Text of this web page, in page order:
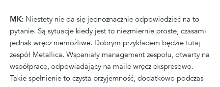
MK: Niestety nie da się jednoznacznie odpowiedzieć na to
pytanie. Są sytuacje kiedy jest to niezmiernie proste, czasami
jednak wręcz niemożliwe. Dobrym przykładem będzie tutaj
zespół Metallica. Wspaniały management zespołu, otwarty na
współpracę, odpowiadający na maile wręcz ekspresowo.
Takie spełnienie to czysta przyjemność, dodatkowo podczas